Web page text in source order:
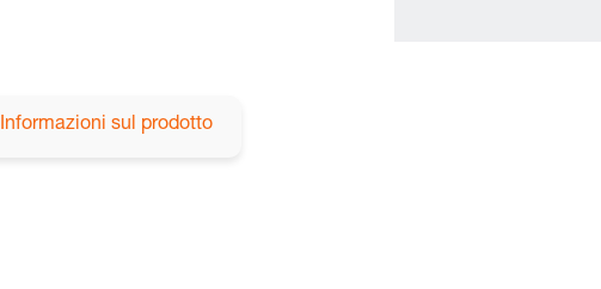
Informazioni sul prodotto